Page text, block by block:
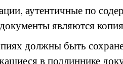
аутентичные по
являются
должны быть
в подлиннике